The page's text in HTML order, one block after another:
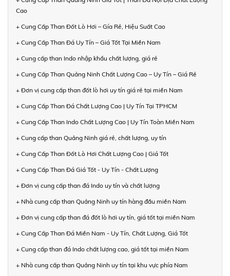
Cao
+ Cung Cấp Than Đốt Lò Hơi – Gía Rẻ, Hiệu Suất Cao
+ Cung Cấp Than Đá Uy Tín – Giá Tốt Tại Miền Nam
+ Cung cấp than Indo nhập khẩu chất lượng, giá rẻ
+ Cung Cấp Than Quảng Ninh Chất Lượng Cao – Uy Tín – Giá Rẻ
+ Đơn vị cung cấp than đốt lò hơi uy tín giá rẻ tại miền Nam
+ Cung Cấp Than Đá Chất Lượng Cao | Uy Tín Tại TPHCM
+ Cung Cấp Than Indo Chất Lượng Cao | Uy Tín Toàn Miền Nam
+ Cung cấp than Quảng Ninh giá rẻ, chất lượng, uy tín
+ Cung Cấp Than Đốt Lò Hơi Chất Lượng Cao | Giá Tốt
+ Cung Cấp Than Đá Giá Tốt - Uy Tín - Chất Lượng
+ Đơn vị cung cấp than đá Indo uy tín và chất lượng
+ Nhà cung cấp than Quảng Ninh uy tín hàng đầu miền Nam
+ Đơn vị cung cấp than đá đốt lò hơi uy tín, giá tốt tại miền Nam
+ Cung Cấp Than Đá Miền Nam - Uy Tín, Chất Lượng, Giá Tốt
+ Cung cấp than đá Indo chất lượng cao, giá tốt tại miền Nam
+ Nhà cung cấp than Quảng Ninh uy tín tại khu vực phía Nam